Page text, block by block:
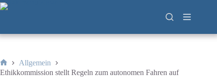
Zum
Inhalt
Start
Allgemein
Ethikkommission stellt Regeln zum autonomen Fahren auf